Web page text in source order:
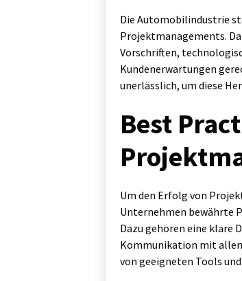
Die Automobilindustrie
Projektmanagements.
Vorschriften,
Kundenerwartungen
unerlässlich, um diese
Best
Um den Erfolg von
Unternehmen bewährte
Dazu gehören eine klare
Kommunikation mit
von geeigneten Tools